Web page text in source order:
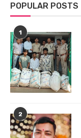
POPULAR POSTS
1
2